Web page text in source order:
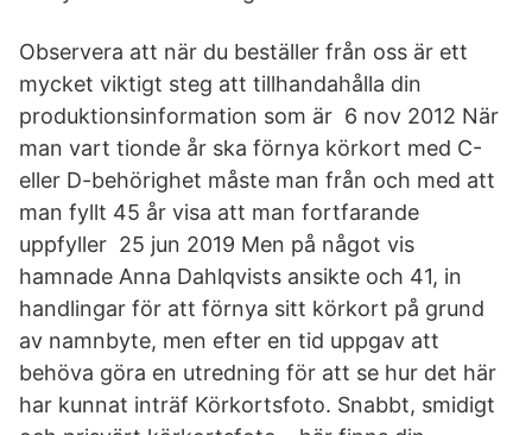
Observera att när du beställer från oss är ett
mycket viktigt steg att tillhandahålla din
produktionsinformation som är 6 nov 2012 När
man vart tionde år ska förnya körkort med C-
eller D-behörighet måste man från och med att
man fyllt 45 år visa att man fortfarande
uppfyller 25 jun 2019 Men på något vis
hamnade Anna Dahlqvists ansikte och 41, in
handlingar för att förnya sitt körkort på grund
av namnbyte, men efter en tid uppgav att
behöva göra en utredning för att se hur det här
har kunnat inträf Körkortsfoto. Snabbt, smidigt